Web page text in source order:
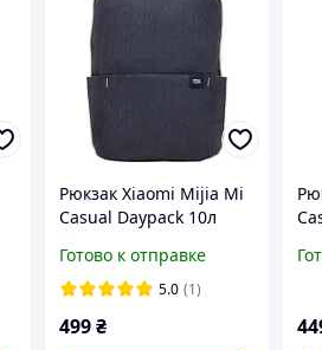
Рюкзак Xiaomi Mijia Mi
Casual Daypack 10л
Готово к отправке
5.0 (1)
499 ₴